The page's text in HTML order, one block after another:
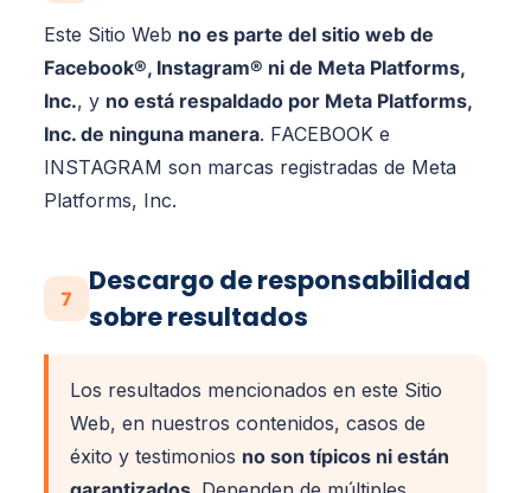
Este Sitio Web no es parte del sitio web de
Facebook®, Instagram® ni de Meta Platforms,
Inc., y no está respaldado por Meta Platforms,
Inc. de ninguna manera. FACEBOOK e
INSTAGRAM son marcas registradas de Meta
Platforms, Inc.
7
Descargo de responsabilidad
sobre resultados
Los resultados mencionados en este Sitio
Web, en nuestros contenidos, casos de
éxito y testimonios no son típicos ni están